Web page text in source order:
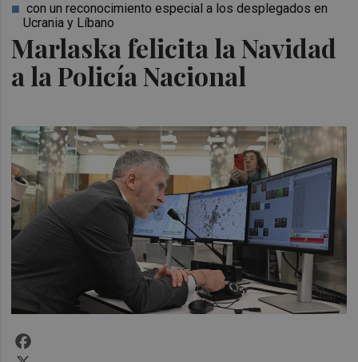
Marlaska felicita la Navidad
a la Policía Nacional
con un reconocimiento especial a los desplegados en
Ucrania y Líbano